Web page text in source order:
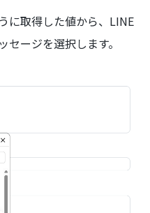
に取得した値から、LINE
ージを選択します。